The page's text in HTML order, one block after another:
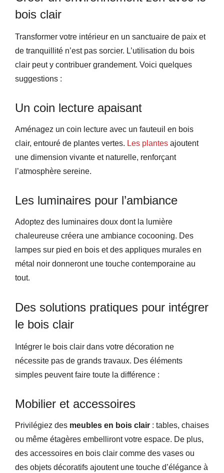
bois clair
Transformer votre intérieur en un sanctuaire de paix et
de tranquillité n’est pas sorcier. L’utilisation du bois
clair peut y contribuer grandement. Voici quelques
suggestions :
Un coin lecture apaisant
Aménagez un coin lecture avec un fauteuil en bois
clair, entouré de plantes vertes. Les plantes ajoutent
une dimension vivante et naturelle, renforçant
l’atmosphère sereine.
Les luminaires pour l’ambiance
Adoptez des luminaires doux dont la lumière
chaleureuse créera une ambiance cocooning. Des
lampes sur pied en bois et des appliques murales en
métal noir donneront une touche contemporaine au
tout.
Des solutions pratiques pour intégrer
le bois clair
Intégrer le bois clair dans votre décoration ne
nécessite pas de grands travaux. Des éléments
simples peuvent faire toute la différence :
Mobilier et accessoires
Privilégiez des meubles en bois clair : tables, chaises
ou même étagères embelliront votre espace. De plus,
des accessoires en bois clair comme des vases ou
des objets décoratifs ajoutent une touche d’élégance à